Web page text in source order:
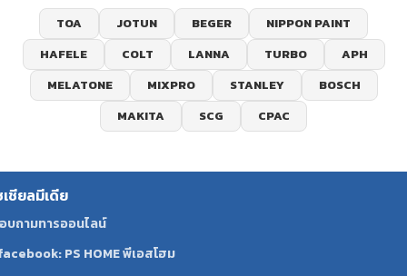
TOA JOTUN BEGER
NIPPON PAINT
HAFELE
COLT LANNA TURBO
APH
MELATONE
MIXPRO STANLEY
BOSCH
MAKITA
SCG CPAC
เชียลมีเดีย
บถามทารออนไลน์
PS HOME พีเอสโฮม